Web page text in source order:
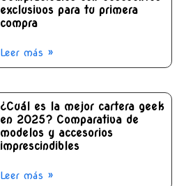
exclusivos para tu primera
compra
Leer más »
¿Cuál es la mejor cartera geek
en 2025? Comparativa de
modelos y accesorios
imprescindibles
Leer más »